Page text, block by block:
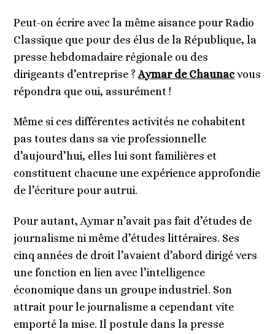
Peut-on écrire avec la même aisance pour Radio
Classique que pour des élus de la République, la
presse hebdomadaire régionale ou des
dirigeants d’entreprise ?Aymar de Chaunac vous
répondra que oui, assurément !
Même si ces différentes activités ne cohabitent
pas toutes dans sa vie professionnelle
d’aujourd’hui, elles lui sont familières et
constituent chacune une expérience approfondie
de l’écriture pour autrui.
Pour autant, Aymar n’avait pas fait d’études de
journalisme ni même d’études littéraires. Ses
cinq années de droit l’avaient d’abord dirigé vers
une fonction en lien avec l’intelligence
économique dans un groupe industriel. Son
attrait pour le journalisme a cependant vite
emporté la mise. Il postule dans la presse